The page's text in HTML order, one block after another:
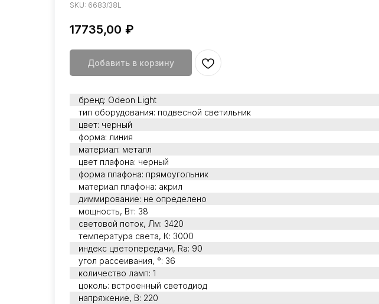
SKU: 6683/38L
17735,00 ₽
Добавить в корзину
бренд: Odeon Light
тип оборудования: подвесной светильник
цвет: черный
форма: линия
материал: металл
цвет плафона: черный
форма плафона: прямоугольник
материал плафона: акрил
диммирование: не определено
мощность, Вт: 38
световой поток, Лм: 3420
температура света, К: 3000
индекс цветопередачи, Ra: 90
угол рассеивания, °: 36
количество ламп: 1
цоколь: встроенный светодиод
напряжение, В: 220